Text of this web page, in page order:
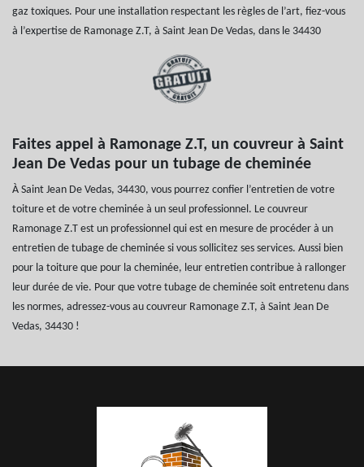
gaz toxiques. Pour une installation respectant les règles de l’art, fiez-vous
à l’expertise de Ramonage Z.T, à Saint Jean De Vedas, dans le 34430
Faites appel à Ramonage Z.T, un couvreur à Saint
Jean De Vedas pour un tubage de cheminée
À Saint Jean De Vedas, 34430, vous pourrez confier l’entretien de votre
toiture et de votre cheminée à un seul professionnel. Le couvreur
Ramonage Z.T est un professionnel qui est en mesure de procéder à un
entretien de tubage de cheminée si vous sollicitez ses services. Aussi bien
pour la toiture que pour la cheminée, leur entretien contribue à rallonger
leur durée de vie. Pour que votre tubage de cheminée soit entretenu dans
les normes, adressez-vous au couvreur Ramonage Z.T, à Saint Jean De
Vedas, 34430 !